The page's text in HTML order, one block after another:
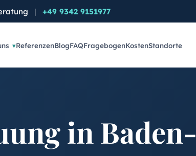
| +49 9342 9151977
ReferenzenBlogFAQFragebogenKostenStandorte
in Baden-